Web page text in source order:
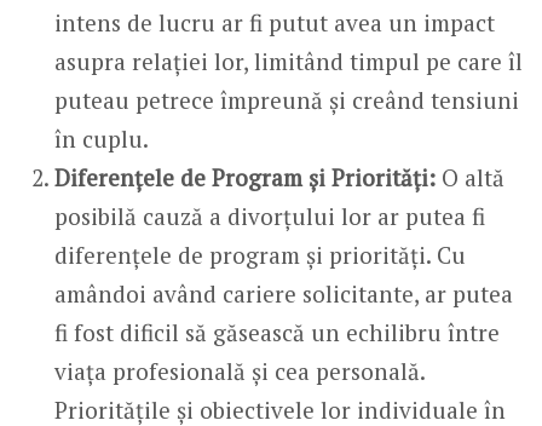
intens de lucru ar fi putut avea un impact
asupra relației lor, limitând timpul pe care îl
puteau petrece împreună și creând tensiuni
în cuplu.
Diferențele de Program și Priorități: O altă
posibilă cauză a divorțului lor ar putea fi
diferențele de program și priorități. Cu
amândoi având cariere solicitante, ar putea
fi fost dificil să găsească un echilibru între
viața profesională și cea personală.
Prioritățile și obiectivele lor individuale în